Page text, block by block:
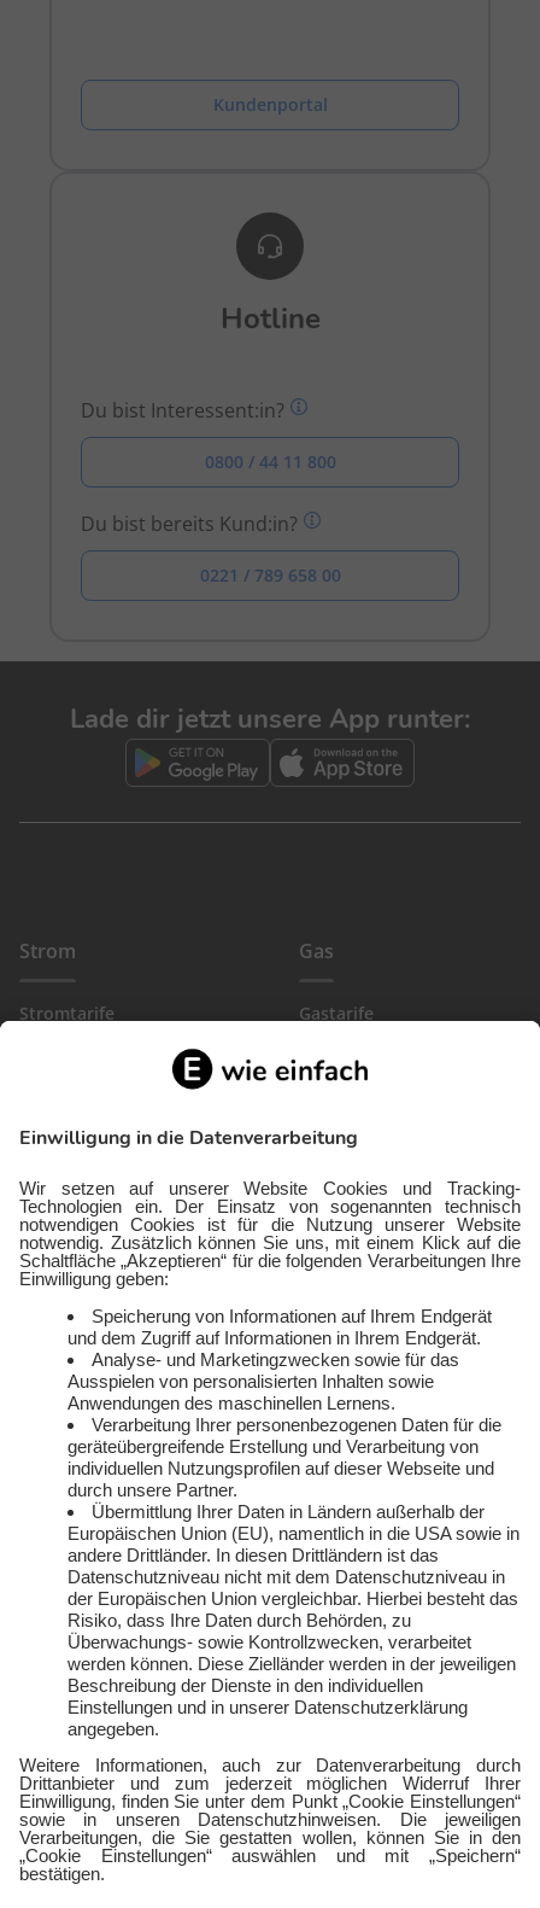
Kundenportal
Hotline
Du bist Interessent:in?
0800 / 44 11 800
Du bist bereits Kund:in?
0221 / 789 658 00
Lade dir jetzt unsere App runter:
Strom
Stromtarife
Wärmestrom
Gewerbestrom
FlexTarif Strom
Gas
Gastarife
Gewerbegas
Service
Freund:innen werben
Kündigen
Widerruf
Vertriebspartner:in
werden
Zählerlotto
Balkonkraftwerke mit
Über uns
Auszeichnungen
Presse und Downloads
Jobs
Kontakt
E-Sports
E WIE EINFACH
Geschäftskunden
Gewerbestrom
Gewerbegas